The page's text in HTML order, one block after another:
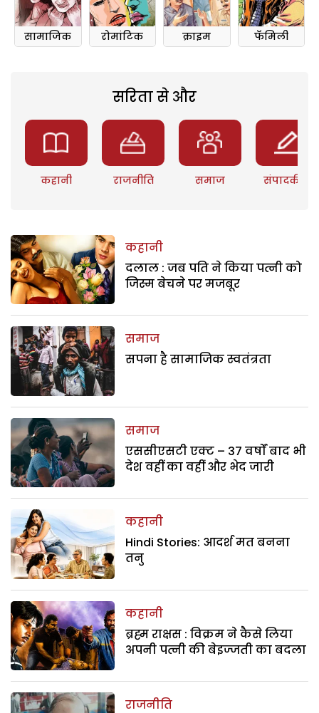
सामाजिक रोमांटिक क्राइम फॅमिली
सरिता से और
कहानी राजनीति समाज संपादकीय
कहानी
दलाल : जब पति ने किया पत्नी को
जिस्म बेचने पर मजबूर
समाज
सपना है सामाजिक स्वतंत्रता
समाज
एससीएसटी एक्ट – 37 वर्षों बाद भी
देश वहीं का वहीं और भेद जारी
कहानी
Hindi Stories: आदर्श मत बनना
तनु
कहानी
ब्रह्म राक्षस : विक्रम ने कैसे लिया
अपनी पत्नी की बेइज्जती का बदला
राजनीति